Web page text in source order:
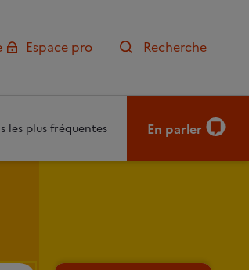
Espace pro Recherche
les plus fréquentes En parler